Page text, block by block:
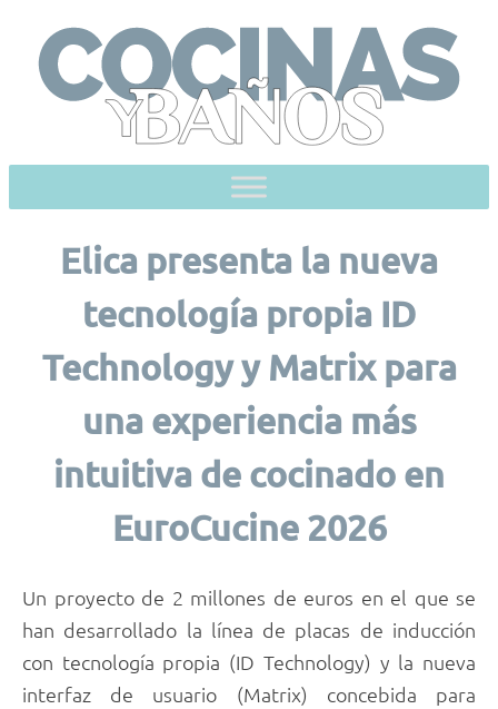
content
Elica presenta la nueva
tecnología propia ID
Technology y Matrix para
una experiencia más
intuitiva de cocinado en
EuroCucine 2026
Un proyecto de 2 millones de euros en el que se
han desarrollado la línea de placas de inducción
con tecnología propia (ID Technology) y la nueva
interfaz de usuario (Matrix) concebida para